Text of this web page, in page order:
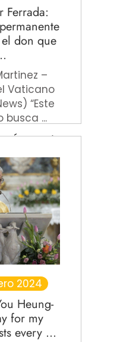
Ferrada:
don que
–
Vaticano
“Este
busca ...
más
2024
Heung-
for my
every ...